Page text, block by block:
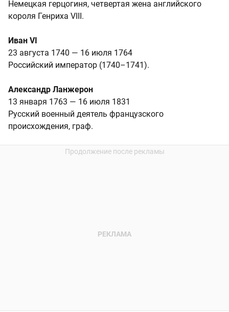
Немецкая герцогиня, четвертая жена английского
короля Генриха VIII.
Иван VI
23 августа 1740 — 16 июля 1764
Российский император (1740–1741).
Александр Ланжерон
13 января 1763 — 16 июля 1831
Русский военный деятель французского
происхождения, граф.